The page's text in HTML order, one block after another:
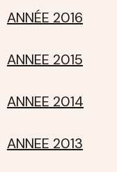
ANNÉE 2016
ANNEE 2015
ANNEE 2014
ANNEE 2013